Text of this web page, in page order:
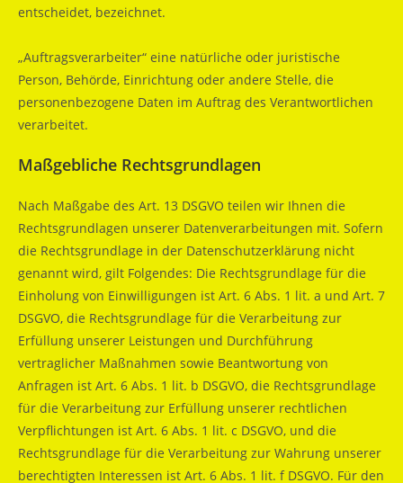
entscheidet, bezeichnet.
„Auftragsverarbeiter“ eine natürliche oder juristische
Person, Behörde, Einrichtung oder andere Stelle, die
personenbezogene Daten im Auftrag des Verantwortlichen
verarbeitet.
Maßgebliche Rechtsgrundlagen
Nach Maßgabe des Art. 13 DSGVO teilen wir Ihnen die
Rechtsgrundlagen unserer Datenverarbeitungen mit. Sofern
die Rechtsgrundlage in der Datenschutzerklärung nicht
genannt wird, gilt Folgendes: Die Rechtsgrundlage für die
Einholung von Einwilligungen ist Art. 6 Abs. 1 lit. a und Art. 7
DSGVO, die Rechtsgrundlage für die Verarbeitung zur
Erfüllung unserer Leistungen und Durchführung
vertraglicher Maßnahmen sowie Beantwortung von
Anfragen ist Art. 6 Abs. 1 lit. b DSGVO, die Rechtsgrundlage
für die Verarbeitung zur Erfüllung unserer rechtlichen
Verpflichtungen ist Art. 6 Abs. 1 lit. c DSGVO, und die
Rechtsgrundlage für die Verarbeitung zur Wahrung unserer
berechtigten Interessen ist Art. 6 Abs. 1 lit. f DSGVO. Für den